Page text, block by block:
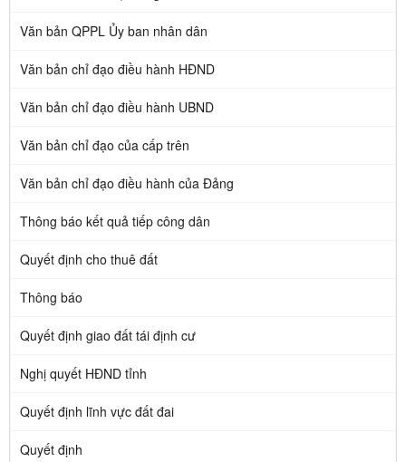
Văn bản QPPL Ủy ban nhân dân
Văn bản chỉ đạo điều hành HĐND
Văn bản chỉ đạo điều hành UBND
Văn bản chỉ đạo của cấp trên
Văn bản chỉ đạo điều hành của Đảng
Thông báo kết quả tiếp công dân
Quyết định cho thuê đất
Thông báo
Quyết định giao đất tái định cư
Nghị quyết HĐND tỉnh
Quyết định lĩnh vực đất đai
Quyết định